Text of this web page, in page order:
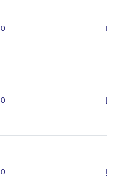
0
0
0